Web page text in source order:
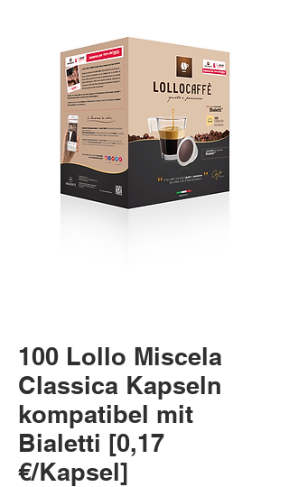
100 Lollo Miscela
Classica Kapseln
kompatibel mit
Bialetti [0,17
€/Kapsel]